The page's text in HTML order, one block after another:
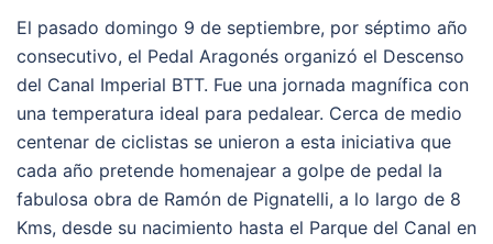
El pasado domingo 9 de septiembre, por séptimo año
consecutivo, el Pedal Aragonés organizó el Descenso
del Canal Imperial BTT. Fue una jornada magnífica con
una temperatura ideal para pedalear. Cerca de medio
centenar de ciclistas se unieron a esta iniciativa que
cada año pretende homenajear a golpe de pedal la
fabulosa obra de Ramón de Pignatelli, a lo largo de 8
Kms, desde su nacimiento hasta el Parque del Canal en